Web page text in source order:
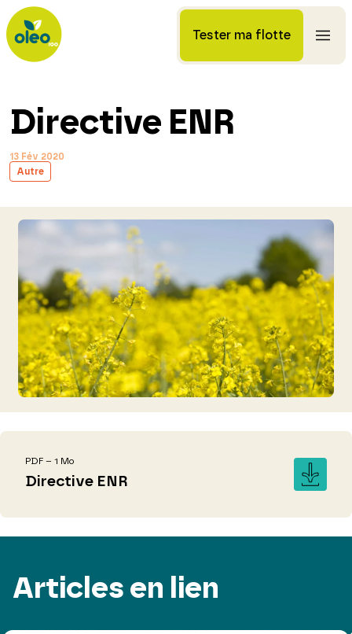
Tester ma flotte
Directive ENR
13 Fév 2020
Autre
PDF – 1 Mo
Directive ENR
Articles en lien